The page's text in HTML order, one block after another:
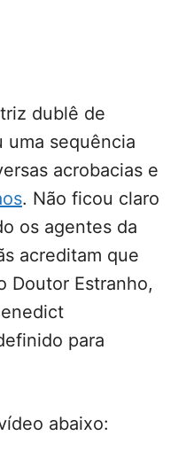
dublê de
uma sequência
acrobacias e
. Não ficou claro
os agentes da
acreditam que
Doutor Estranho,
para
abaixo: